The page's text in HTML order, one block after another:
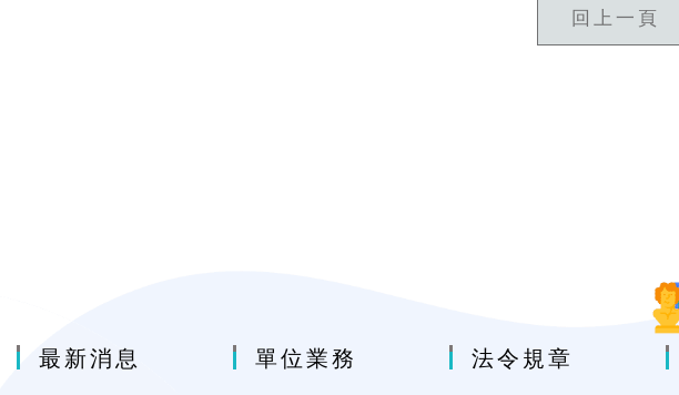
回上一頁
最新消息 單位業務 法令規章